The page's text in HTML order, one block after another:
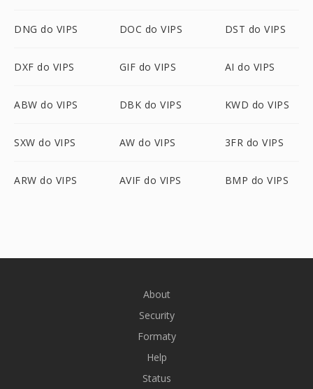
DNG do VIPS DOC do VIPS DST do VIPS
DXF do VIPS GIF do VIPS AI do VIPS
ABW do VIPS DBK do VIPS KWD do VIPS
SXW do VIPS AW do VIPS 3FR do VIPS
ARW do VIPS AVIF do VIPS BMP do VIPS
About
Security
Formaty
Help
Status